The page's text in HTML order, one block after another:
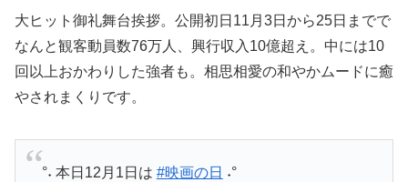
大ヒット御礼舞台挨拶。公開初日11月3日から25日までで
なんと観客動員数76万人、興行収入10億超え。中には10
回以上おかわりした強者も。相思相愛の和やかムードに癒
やされまくりです。
°˖ 本日12月1日は #映画の日 ˖°